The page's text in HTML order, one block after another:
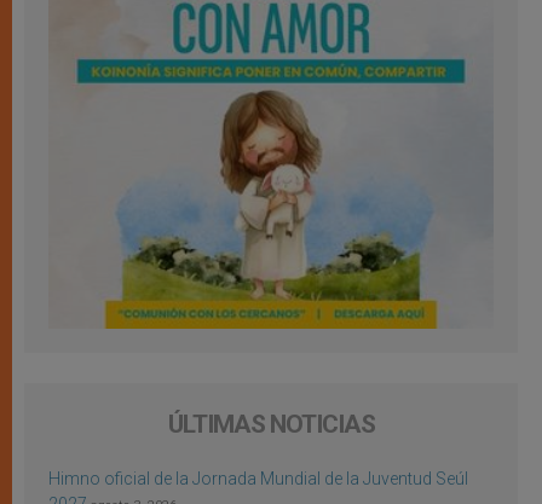
ÚLTIMAS NOTICIAS
Himno oficial de la Jornada Mundial de la Juventud Seúl